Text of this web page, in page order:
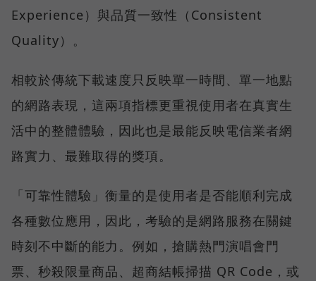
Experience）與品質一致性（Consistent
Quality）。
相較於傳統下載速度只反映單一時間、單一地點
的網路表現，這兩項指標更重視使用者在真實生
活中的整體體驗，因此也是最能反映電信業者網
路實力、最難取得的獎項。
「可靠性體驗」衡量的是使用者是否能順利完成
各種數位應用，因此，考驗的是網路服務在關鍵
時刻不中斷的能力。例如，搶購熱門演唱會門
票、秒殺限量商品、超商結帳掃描 QR Code，或